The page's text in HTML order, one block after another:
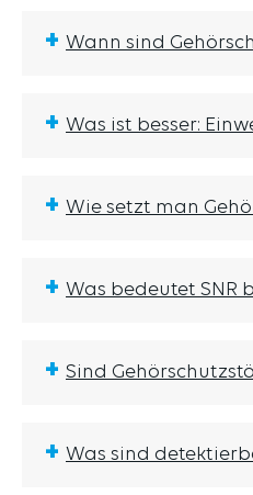
+ Wann sind
+ Was ist besser:
+ Wie setzt man
+ Was bedeutet SNR
+ Sind
+ Was sind